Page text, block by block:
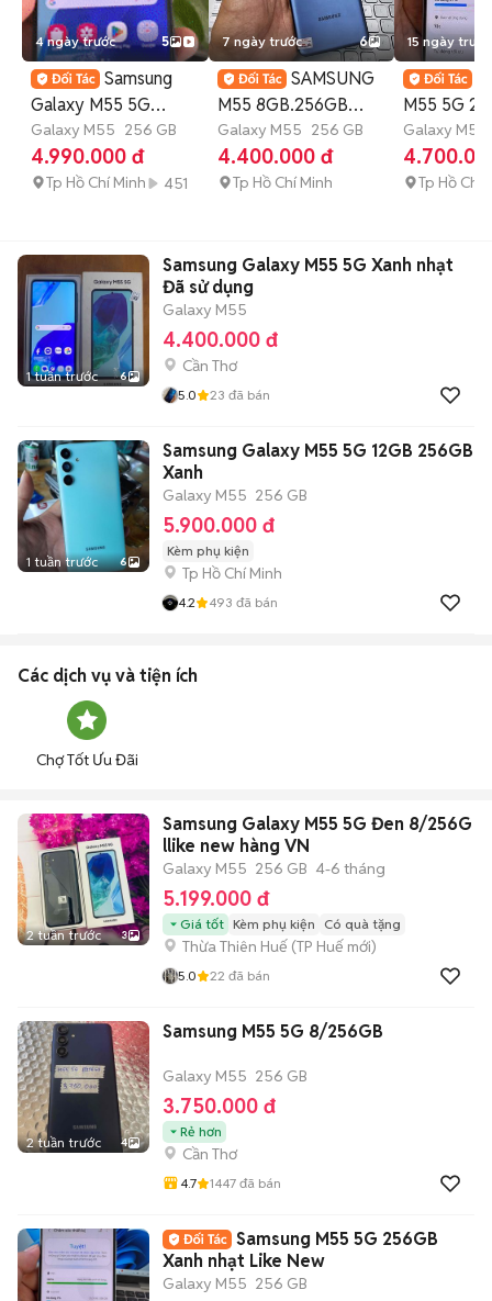
4 ngày trước 5
Samsung
Galaxy M55 5G
256GB Xanh
Galaxy M55 256 GB
4.990.000 đ
Tp Hồ Chí Minh 451
7 ngày trước 6
SAMSUNG
M55 8GB.256GB
SNAP 7 GEN 1 ZIN
ĐẸP
Galaxy M55 256 GB
4.400.000 đ
Tp Hồ Chí Minh
15 ngày trước
M55 5G
nhạt Like
Galaxy M55
Tp Hồ Chí
1 tuần trước 6
Samsung Galaxy M55 5G Xanh nhạt
Đã sử dụng
Galaxy M55
4.400.000 đ
Cần Thơ
5.0 23 đã bán
1 tuần trước 6
Samsung Galaxy M55 5G 12GB 256GB
Xanh
Galaxy M55 256 GB
5.900.000 đ
Kèm phụ kiện
Tp Hồ Chí Minh
4.2 493 đã bán
Các dịch vụ và tiện ích
Chợ Tốt Ưu Đãi
2 tuần trước 3
Samsung Galaxy M55 5G Đen 8/256G
llike new hàng VN
Galaxy M55 256 GB 4-6 tháng
5.199.000 đ
Giá tốt Kèm phụ kiện Có quà tặng
Thừa Thiên Huế (TP Huế mới)
5.0 22 đã bán
2 tuần trước 4
Samsung M55 5G 8/256GB
Galaxy M55 256 GB
3.750.000 đ
Rẻ hơn
Cần Thơ
4.7 1447 đã bán
Samsung M55 5G 256GB
Xanh nhạt Like New
Galaxy M55 256 GB